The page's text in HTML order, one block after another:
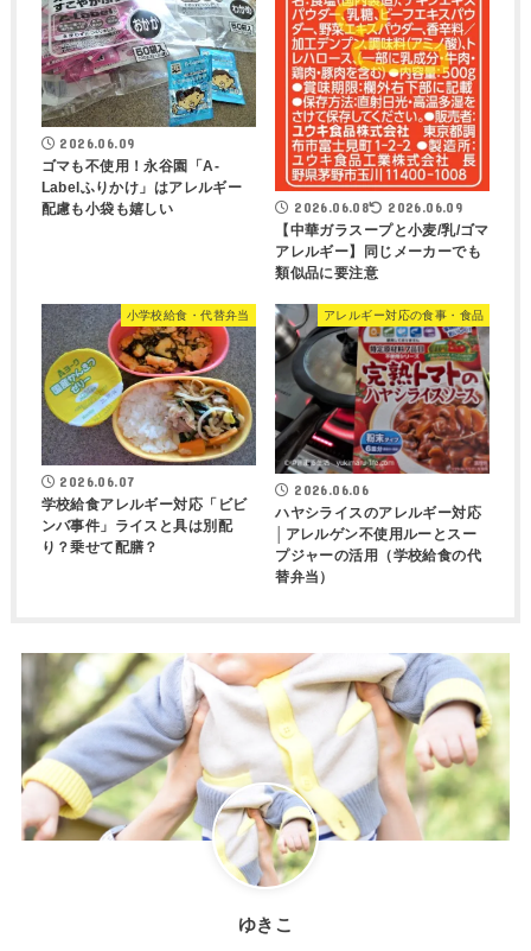
2026.06.09
ゴマも不使用！永谷園「A-
Labelふりかけ」はアレルギー
配慮も小袋も嬉しい
2026.06.08 2026.06.09
【中華ガラスープと小麦/乳/ゴマ
アレルギー】同じメーカーでも
類似品に要注意
小学校給食・代替弁当
2026.06.07
学校給食アレルギー対応「ビビ
ンバ事件」ライスと具は別配
り？乗せて配膳？
アレルギー対応の食事・食品
2026.06.06
ハヤシライスのアレルギー対応
│アレルゲン不使用ルーとスー
プジャーの活用（学校給食の代
替弁当）
ゆきこ